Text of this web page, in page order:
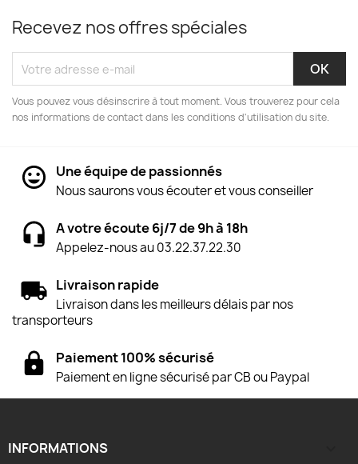
Recevez nos offres spéciales
Vous pouvez vous désinscrire à tout moment. Vous trouverez pour cela
nos informations de contact dans les conditions d'utilisation du site.
Une équipe de passionnés
Nous saurons vous écouter et vous conseiller
A votre écoute 6j/7 de 9h à 18h
Appelez-nous au 03.22.37.22.30
Livraison rapide
Livraison dans les meilleurs délais par nos
transporteurs
Paiement 100% sécurisé
Paiement en ligne sécurisé par CB ou Paypal
INFORMATIONS